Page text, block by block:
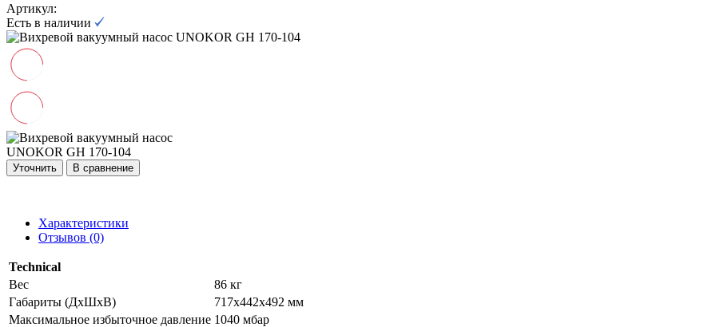
Артикул:
Есть в наличии
Уточнить В сравнение
Характеристики
Отзывов (0)
Technical
Вес
86 кг
Габариты (ДхШхВ)
717х442х492 мм
Максимальное избыточное давление 1040 мбар